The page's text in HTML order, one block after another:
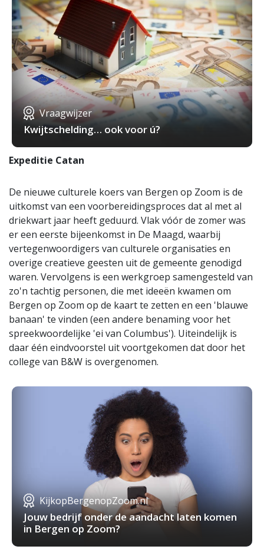
Vraagwijzer
Kwijtschelding… ook voor ú?
Expeditie Catan
De nieuwe culturele koers van Bergen op Zoom is de
uitkomst van een voorbereidingsproces dat al met al
driekwart jaar heeft geduurd. Vlak vóór de zomer was
er een eerste bijeenkomst in De Maagd, waarbij
vertegenwoordigers van culturele organisaties en
overige creatieve geesten uit de gemeente genodigd
waren. Vervolgens is een werkgroep samengesteld van
zo'n tachtig personen, die met ideeën kwamen om
Bergen op Zoom op de kaart te zetten en een 'blauwe
banaan' te vinden (een andere benaming voor het
spreekwoordelijke 'ei van Columbus'). Uiteindelijk is
daar één eindvoorstel uit voortgekomen dat door het
college van B&W is overgenomen.
KijkopBergenopZoom.nl
Jouw bedrijf onder de aandacht laten komen
in Bergen op Zoom?